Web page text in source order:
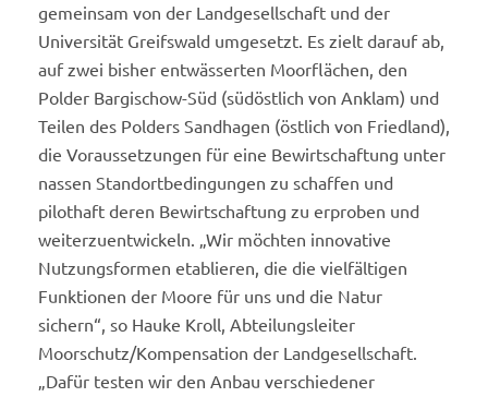
gemeinsam von der Landgesellschaft und der
Universität Greifswald umgesetzt. Es zielt darauf ab,
auf zwei bisher entwässerten Moorflächen, den
Polder Bargischow-Süd (südöstlich von Anklam) und
Teilen des Polders Sandhagen (östlich von Friedland),
die Voraussetzungen für eine Bewirtschaftung unter
nassen Standortbedingungen zu schaffen und
pilothaft deren Bewirtschaftung zu erproben und
weiterzuentwickeln. „Wir möchten innovative
Nutzungsformen etablieren, die die vielfältigen
Funktionen der Moore für uns und die Natur
sichern“, so Hauke Kroll, Abteilungsleiter
Moorschutz/Kompensation der Landgesellschaft.
„Dafür testen wir den Anbau verschiedener